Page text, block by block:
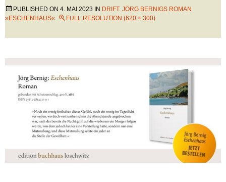
PUBLISHED ON 4. MAI 2023 IN DRIFT. JÖRG BERNIGS ROMAN
»ESCHENHAUS«
FULL RESOLUTION (620 × 300)